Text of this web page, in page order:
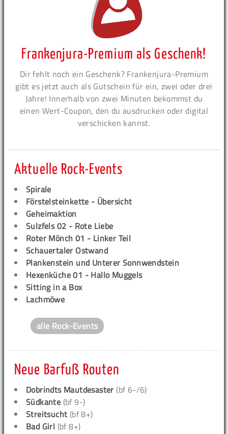
Frankenjura-Premium als Geschenk!
Dir fehlt noch ein Geschenk? Frankenjura-Premium
gibt es jetzt auch als Gutschein für ein, zwei oder drei
Jahre! Innerhalb von zwei Minuten bekommst du
einen Wert-Coupon, den du ausdrucken oder digital
verschicken kannst.
Aktuelle Rock-Events
Spirale
Förstelsteinkette - Übersicht
Geheimaktion
Sulzfels 02 - Rote Liebe
Roter Mönch 01 - Linker Teil
Schauertaler Ostwand
Plankenstein und Unterer Sonnwendstein
Hexenküche 01 - Hallo Muggels
Sitting in a Box
Lachmöwe
alle Rock-Events
Neue Barfuß Routen
Dobrindts Mautdesaster (bf 6-/6)
Südkante (bf 9-)
Streitsucht (bf 8+)
Bad Girl (bf 8+)